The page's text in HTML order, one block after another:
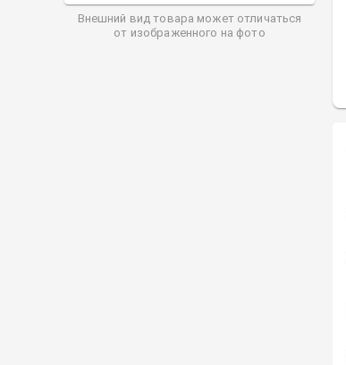
Внешний вид товара может отличаться
от изображенного на фото